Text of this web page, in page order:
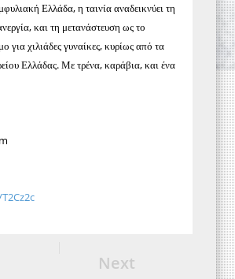
Ελλάδα, η ταινία αναδεικνύει τη
και τη μετανάστευση ως το
για χιλιάδες γυναίκες, κυρίως από τα
Ελλάδας. Με τρένα, καράβια, και ένα
Next